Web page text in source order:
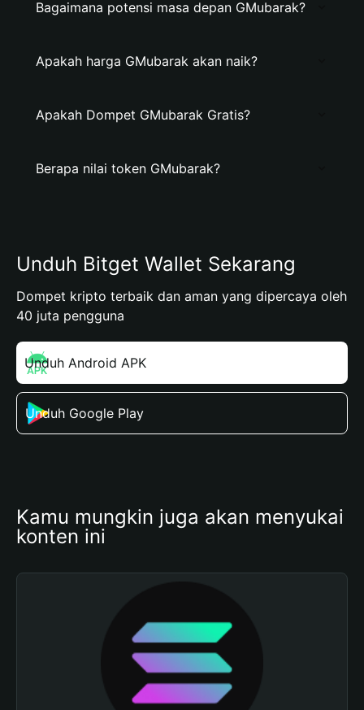
Bagaimana potensi masa depan GMubarak?
Apakah harga GMubarak akan naik?
Apakah Dompet GMubarak Gratis?
Berapa nilai token GMubarak?
Unduh Bitget Wallet Sekarang
Dompet kripto terbaik dan aman yang dipercaya oleh
40 juta pengguna
Unduh Android APK
Unduh Google Play
Kamu mungkin juga akan menyukai
konten ini